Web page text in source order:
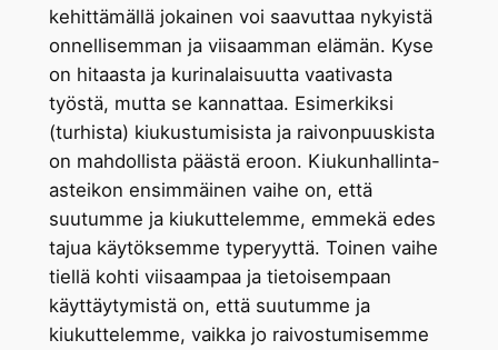
kehittämällä jokainen voi saavuttaa nykyistä
onnellisemman ja viisaamman elämän. Kyse
on hitaasta ja kurinalaisuutta vaativasta
työstä, mutta se kannattaa. Esimerkiksi
(turhista) kiukustumisista ja raivonpuuskista
on mahdollista päästä eroon. Kiukunhallinta-
asteikon ensimmäinen vaihe on, että
suutumme ja kiukuttelemme, emmekä edes
tajua käytöksemme typeryyttä. Toinen vaihe
tiellä kohti viisaampaa ja tietoisempaan
käyttäytymistä on, että suutumme ja
kiukuttelemme, vaikka jo raivostumisemme